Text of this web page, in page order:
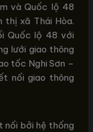
và Quốc lộ 48
thị xã Thái Hòa.
Quốc lộ 48 với
lưới giao thông
tốc Nghi Sơn –
nối giao thông
nối bởi hệ thống